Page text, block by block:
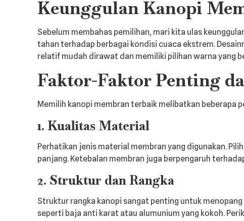
Keunggulan Kanopi
Sebelum membahas pemilihan, mari kita ulas
tahan terhadap berbagai kondisi cuaca ekstrem.
relatif mudah dirawat dan memiliki pilihan warna yang
Faktor-Faktor Penting
Memilih kanopi membran terbaik melibatkan beberapa
1. Kualitas Material
Perhatikan jenis material membran yang digunakan.
panjang. Ketebalan membran juga berpengaruh
2. Struktur dan Rangka
Struktur rangka kanopi sangat penting untuk
seperti baja anti karat atau alumunium yang kokoh.